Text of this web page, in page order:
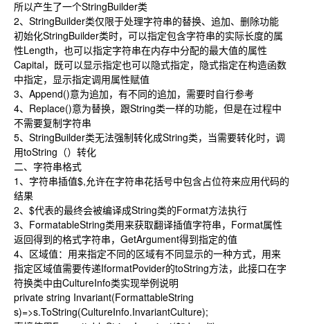
所以产生了一个StringBuilder类
2、StringBuilder类仅限于处理字符串的替换、追加、删除功能
初始化StringBuilder类时，可以指定包含字符串的实际长度的属
性Length，也可以指定字符串在内存中分配的最大值的属性
Capital，既可以显示指定也可以隐式指定，隐式指定在构造函数
中指定，显示指定调用属性赋值
3、Append()意为追加，有不同的追加，需要时自行参考
4、Replace()意为替换，跟String类一样的功能，但是在过程中
不需要复制字符串
5、StringBuilder类无法强制转化成String类，当需要转化时，调
用toString（）转化
二、字符串格式
1、字符串插值$,允许在字符串花括号中包含占位符来应用代码的
结果
2、$代表的最终会被编译成String类的Format方法执行
3、FormatableString类用来获取翻译插值字符串，Format属性
返回得到的格式字符串，GetArgument得到指定的值
4、区域值：用来指定不同的区域有不同显示的一种方式，用来
指定区域值需要传递IformatPovider的toString方法，此接口在字
符换类中由CultureInfo类实现举例说明
private string Invariant(FormattableString
s)=>s.ToString(CultureInfo.InvariantCulture);